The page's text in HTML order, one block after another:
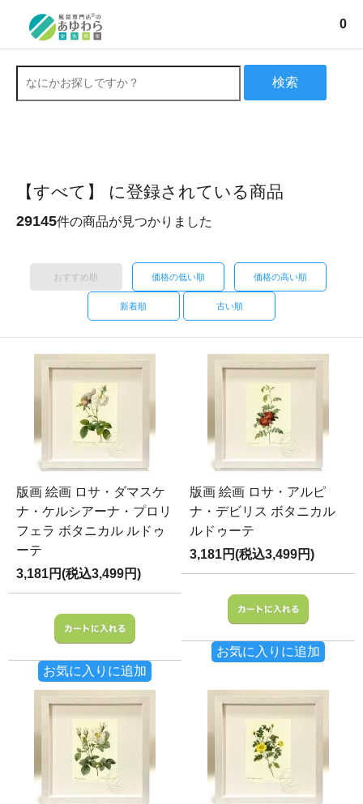
0
検索
【すべて】 に登録されている商品
29145件の商品が見つかりました
おすすめ順 価格の低い順 価格の高い順
新着順 古い順
版画 絵画 ロサ・ダマスケ
ナ・ケルシアーナ・プロリ
フェラ ボタニカル ルドゥ
ーテ
3,181円(税込3,499円)
お気に入りに追加
版画 絵画 ロサ・アルピ
ナ・デビリス ボタニカル
ルドゥーテ
3,181円(税込3,499円)
お気に入りに追加